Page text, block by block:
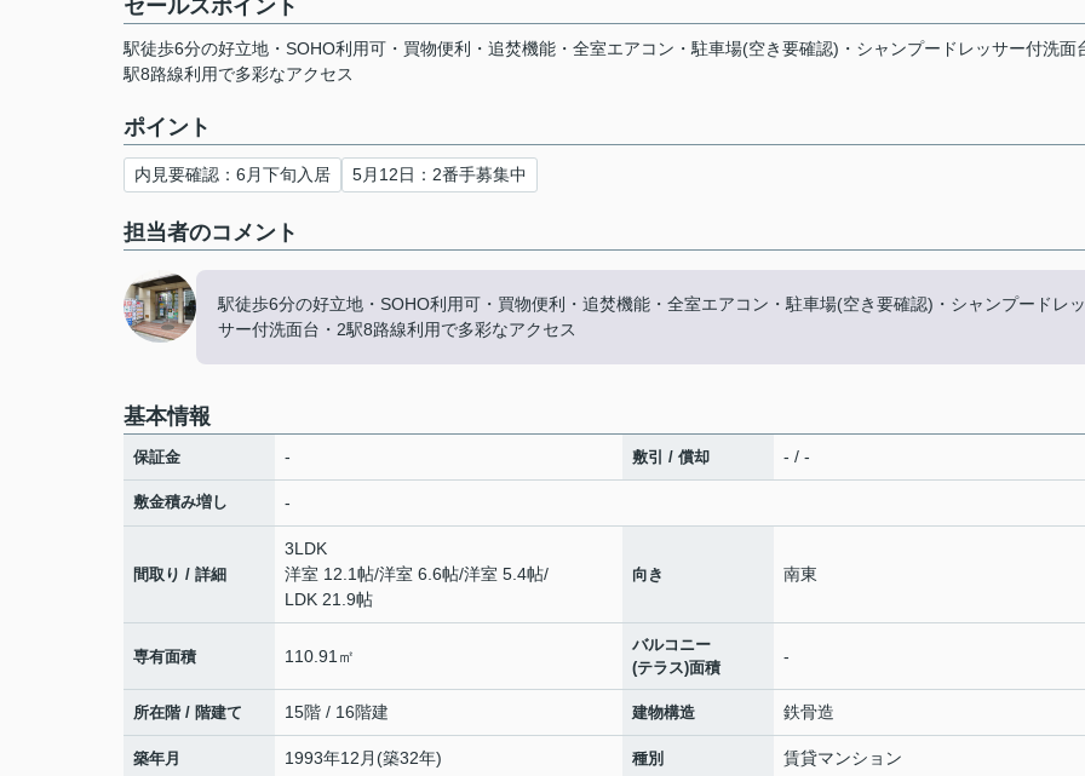
セールスポイント
駅徒歩6分の好立地・SOHO利用可・買物便利・追焚機能・全室エアコン・駐車場(空き要確認)・シャンプードレッサー付洗面
駅8路線利用で多彩なアクセス
ポイント
内見要確認：6月下旬入居 5月12日：2番手募集中
担当者のコメント
駅徒歩6分の好立地・SOHO利用可・買物便利・追焚機能・全室エアコン・駐車場(空き要確認)・シャンプードレッ
サー付洗面台・2駅8路線利用で多彩なアクセス
基本情報
保証金 - 敷引 / 償却 - / -
敷金積み増し -
間取り / 詳細
3LDK
洋室 12.1帖/洋室 6.6帖/洋室 5.4帖/
LDK 21.9帖
向き 南東
専有面積 110.91㎡
バルコニー
(テラス)面積
-
所在階 / 階建て 15階 / 16階建 建物構造 鉄骨造
築年月 1993年12月(築32年) 種別 賃貸マンション